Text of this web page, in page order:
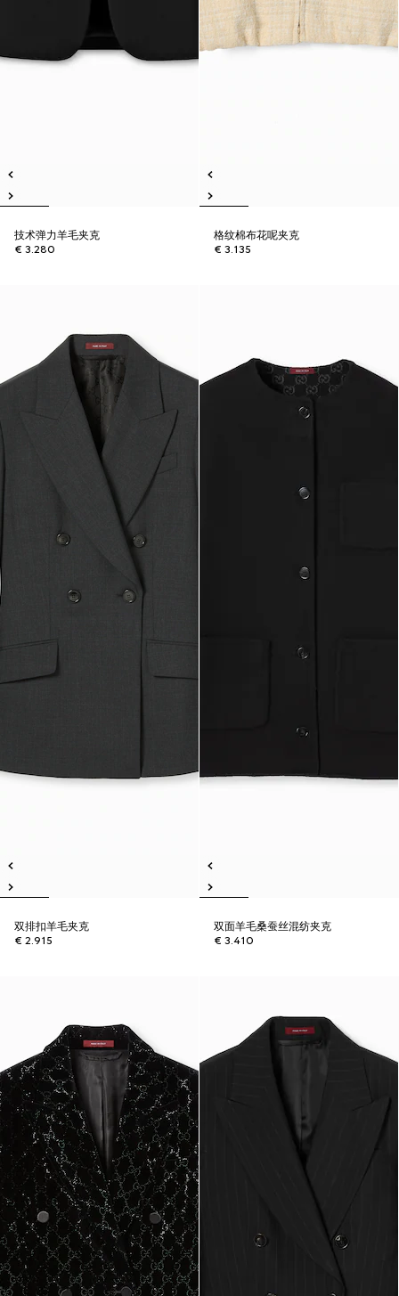
技术弹力羊毛夹克
€ 3.280
格纹棉布花呢夹克
€ 3.135
双排扣羊毛夹克
€ 2.915
双面羊毛桑蚕丝混纺夹克
€ 3.410